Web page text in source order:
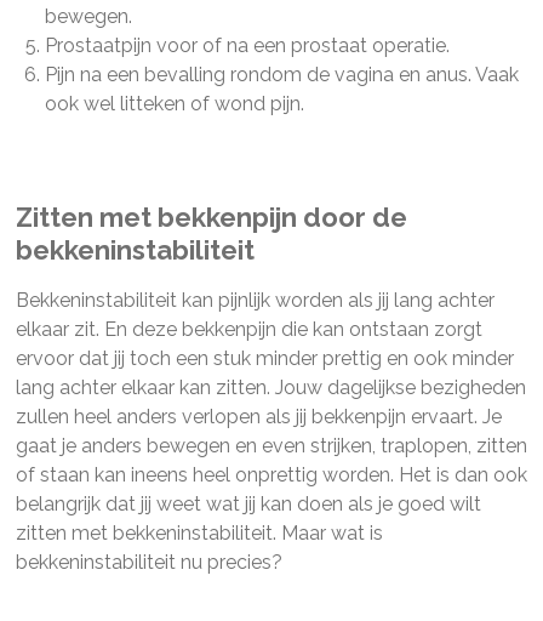
bewegen.
Prostaatpijn voor of na een prostaat operatie.
Pijn na een bevalling rondom de vagina en anus. Vaak
ook wel litteken of wond pijn.
Zitten met bekkenpijn door de
bekkeninstabiliteit
Bekkeninstabiliteit kan pijnlijk worden als jij lang achter
elkaar zit. En deze bekkenpijn die kan ontstaan zorgt
ervoor dat jij toch een stuk minder prettig en ook minder
lang achter elkaar kan zitten. Jouw dagelijkse bezigheden
zullen heel anders verlopen als jij bekkenpijn ervaart. Je
gaat je anders bewegen en even strijken, traplopen, zitten
of staan kan ineens heel onprettig worden. Het is dan ook
belangrijk dat jij weet wat jij kan doen als je goed wilt
zitten met bekkeninstabiliteit. Maar wat is
bekkeninstabiliteit nu precies?